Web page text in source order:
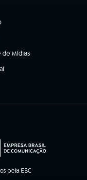
aba)
Mídias
aba)
pela EBC